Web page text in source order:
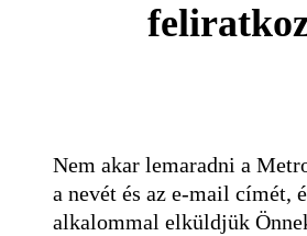
Nem akar lemaradni a
a nevét és az e-mail címét,
alkalommal elküldjük